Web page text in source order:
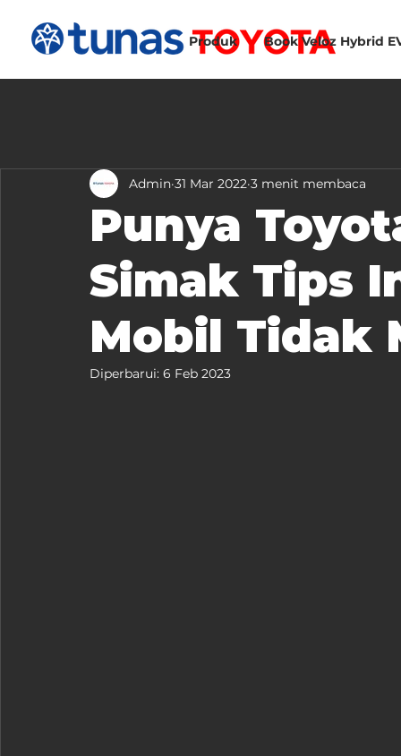
Produk Book Veloz Hybrid
Punya
Simak Tips
Mobil Tidak
Admin 31 Mar 2022 3 menit membaca
Diperbarui: 6 Feb 2023